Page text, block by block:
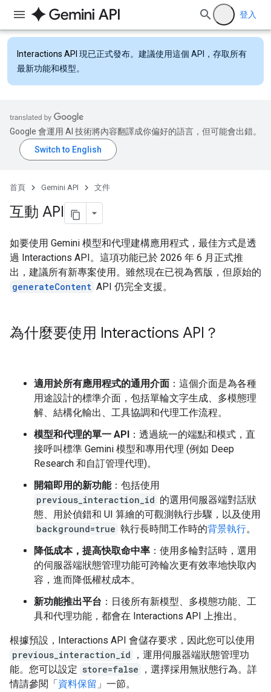
登入
Interactions API 現已正式發布。建議使用這個 API，存取所有
最新功能和模型。
Google 會運用 AI 技術將內容翻譯成你偏好的語言，但可能會出錯。
首頁 Gemini API 文件
互動 API
如要使用 Gemini 模型和代理建構應用程式，最佳方式是透
過 Interactions API。這項功能已於 2026 年 6 月正式推
出，建議所有新專案使用。雖然現在已視為舊版，但原始的
generateContent API 仍完全支援。
為什麼要使用 Interactions API？
適用於所有應用程式的通用介面 ：這個介面是為各種
用途設計的標準介面，包括單輪文字生成、多模態理
解、結構化輸出、工具協調和代理工作流程。
模型和代理的單一 API ：透過統一的端點和模式，直
接呼叫標準 Gemini 模型和專用代理 (例如 Deep
Research 和自訂管理代理)。
開箱即用的新功能：包括使用
previous_interaction_id 的選用伺服器端對話狀
態、用於偵錯和 UI 算繪的可觀測執行步驟，以及使用
background=true 執行長時間工作時的背景執行。
降低成本，提高快取命中率 ：使用多輪對話時，選用
的伺服器端狀態管理功能可跨輪次更有效率地快取內
容，進而降低權杖成本。
新功能推出平台 ：日後所有新模型、多模態功能、工
具和代理功能，都會在 Interactions API 上推出。
根據預設，Interactions API 會儲存要求，因此您可以使用
previous_interaction_id
，運用伺服器端狀態管理功
能。您可以設定 store=false
，選擇採用無狀態行為。詳
情請參閱「資料保留 」一節。